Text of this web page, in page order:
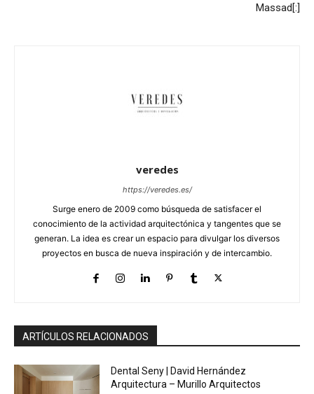
Massad[:]
veredes
https://veredes.es/
Surge enero de 2009 como búsqueda de satisfacer el
conocimiento de la actividad arquitectónica y tangentes que se
generan. La idea es crear un espacio para divulgar los diversos
proyectos en busca de nueva inspiración y de intercambio.
ARTÍCULOS RELACIONADOS
Dental Seny | David Hernández
Arquitectura – Murillo Arquitectos